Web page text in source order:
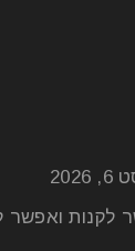
לקנות ואפשר